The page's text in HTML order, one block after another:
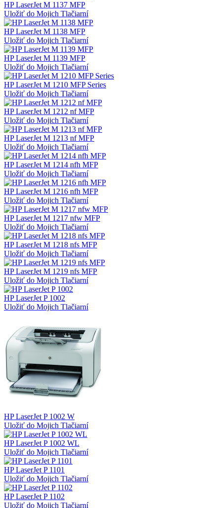
HP LaserJet M 1137 MFP
Uložiť do Mojich Tlačiarní
HP LaserJet M 1138 MFP
Uložiť do Mojich Tlačiarní
HP LaserJet M 1139 MFP
Uložiť do Mojich Tlačiarní
HP LaserJet M 1210 MFP Series
Uložiť do Mojich Tlačiarní
HP LaserJet M 1212 nf MFP
Uložiť do Mojich Tlačiarní
HP LaserJet M 1213 nf MFP
Uložiť do Mojich Tlačiarní
HP LaserJet M 1214 nfh MFP
Uložiť do Mojich Tlačiarní
HP LaserJet M 1216 nfh MFP
Uložiť do Mojich Tlačiarní
HP LaserJet M 1217 nfw MFP
Uložiť do Mojich Tlačiarní
HP LaserJet M 1218 nfs MFP
Uložiť do Mojich Tlačiarní
HP LaserJet M 1219 nfs MFP
Uložiť do Mojich Tlačiarní
HP LaserJet P 1002
Uložiť do Mojich Tlačiarní
HP LaserJet P 1002 W
Uložiť do Mojich Tlačiarní
HP LaserJet P 1002 WL
Uložiť do Mojich Tlačiarní
HP LaserJet P 1101
Uložiť do Mojich Tlačiarní
HP LaserJet P 1102
Uložiť do Mojich Tlačiarní